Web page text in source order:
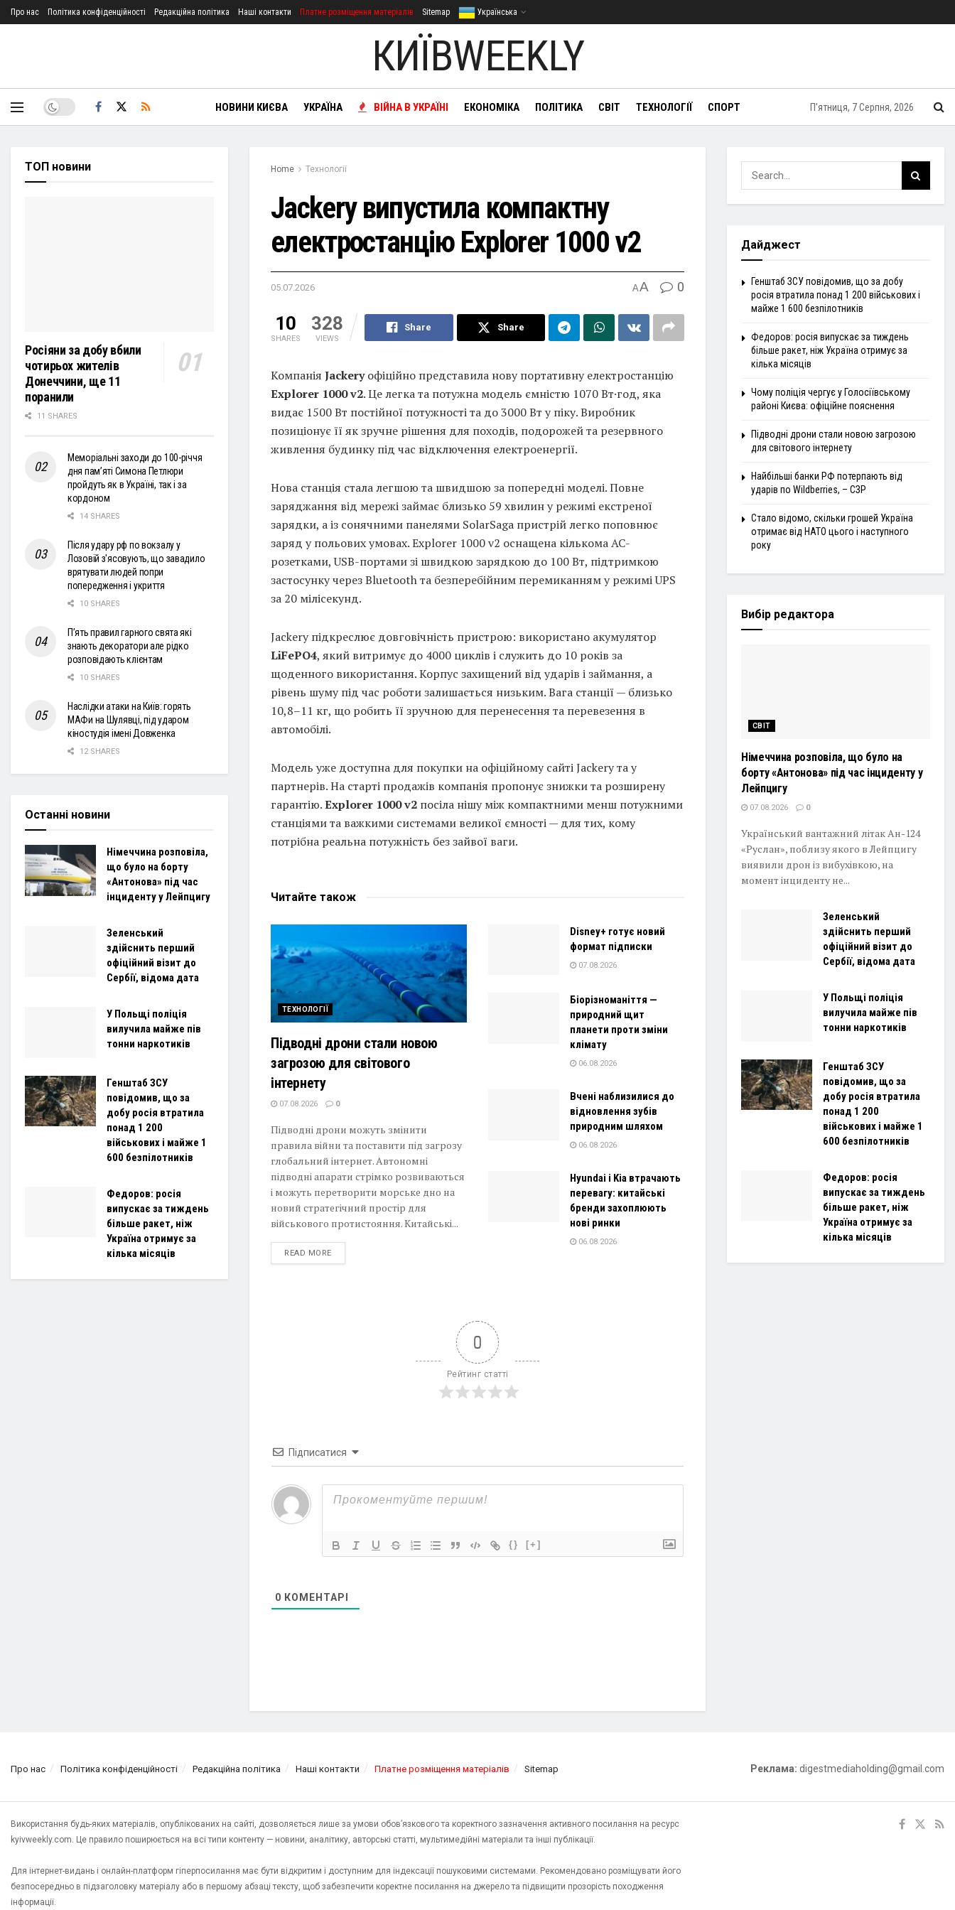
Про нас Політика конфіденційності Редакційна політика Наші контакти Платне розміщення матеріалів Sitemap Українська
КИЇВWEEKLY
НОВИНИ КИЄВА УКРАЇНА ВІЙНА В УКРАЇНІ ЕКОНОМІКА ПОЛІТИКА СВІТ ТЕХНОЛОГІЇ СПОРТ П’ятниця, 7 Серпня, 2026
Home Технології
Jackery випустила компактну
електростанцію Explorer 1000 v2
05.07.2026 AA 0
10
SHARES
328
VIEWS
Share Share
Компанія Jackeryофіційно представила нову портативну електростанцію
Explorer 1000 v2. Це легка та потужна модель ємністю 1070 Вт·год, яка
видає 1500 Вт постійної потужності та до 3000 Вт у піку. Виробник
позиціонує її як зручне рішення для походів, подорожей та резервного
живлення будинку під час відключення електроенергії.
Нова станція стала легшою та швидшою за попередні моделі. Повне
заряджання від мережі займає близько 59 хвилин у режимі екстреної
зарядки, а із сонячними панелями SolarSaga пристрій легко поповнює
заряд у польових умовах. Explorer 1000 v2 оснащена кількома AC-
розетками, USB-портами зі швидкою зарядкою до 100 Вт, підтримкою
застосунку через Bluetooth та безперебійним перемиканням у режимі UPS
за 20 мілісекунд.
Jackery підкреслює довговічність пристрою: використано акумулятор
LiFePO4, який витримує до 4000 циклів і служить до 10 років за
щоденного використання. Корпус захищений від ударів і займання, а
рівень шуму під час роботи залишається низьким. Вага станції — близько
10,8–11 кг, що робить її зручною для перенесення та перевезення в
автомобілі.
Модель уже доступна для покупки на офіційному сайті Jackery та у
партнерів. На старті продажів компанія пропонує знижки та розширену
гарантію.Explorer 1000 v2 посіла нішу між компактними менш потужними
станціями та важкими системами великої ємності — для тих, кому
потрібна реальна потужність без зайвої ваги.
Читайте також
ТЕХНОЛОГІЇ
Підводні дрони стали новою
загрозою для світового
інтернету
07.08.2026 0
Підводні дрони можуть змінити
правила війни та поставити під загрозу
глобальний інтернет. Автономні
підводні апарати стрімко розвиваються
і можуть перетворити морське дно на
новий стратегічний простір для
військового протистояння. Китайські...
READ MOREDETAILS
Disney+ готує новий
формат підписки
07.08.2026
Біорізноманіття —
природний щит
планети проти зміни
клімату
06.08.2026
Вчені наблизилися до
відновлення зубів
природним шляхом
06.08.2026
Hyundai і Kia втрачають
перевагу: китайські
бренди захоплюють
нові ринки
06.08.2026
0
Рейтинг статті
Підписатися
{} [+]
0 КОМЕНТАРІ
ТОП новини
Росіяни за добу вбили
чотирьох жителів
Донеччини, ще 11
поранили
11 SHARES
Меморіальні заходи до 100-річчя
дня пам’яті Симона Петлюри
пройдуть як в Україні, так і за
кордоном
14 SHARES
Після удару рф по вокзалу у
Лозовій з'ясовують, що завадило
врятувати людей попри
попередження і укриття
10 SHARES
П’ять правил гарного свята які
знають декоратори але рідко
розповідають клієнтам
10 SHARES
Наслідки атаки на Київ: горять
МАФи на Шулявці, під ударом
кіностудія імені Довженка
12 SHARES
Останні новини
Німеччина розповіла,
що було на борту
«Антонова» під час
інциденту у Лейпцигу
Зеленський
здійснить перший
офіційний візит до
Сербії, відома дата
У Польщі поліція
вилучила майже пів
тонни наркотиків
Генштаб ЗСУ
повідомив, що за
добу росія втратила
понад 1 200
військових і майже 1
600 безпілотників
Федоров: росія
випускає за тиждень
більше ракет, ніж
Україна отримує за
кілька місяців
Дайджест
Генштаб ЗСУ повідомив, що за добу
росія втратила понад 1 200 військових і
майже 1 600 безпілотників
Федоров: росія випускає за тиждень
більше ракет, ніж Україна отримує за
кілька місяців
Чому поліція чергує у Голосіївському
районі Києва: офіційне пояснення
Підводні дрони стали новою загрозою
для світового інтернету
Найбільші банки РФ потерпають від
ударів по Wildberries, – СЗР
Стало відомо, скільки грошей Україна
отримає від НАТО цього і наступного
року
Вибір редактора
СВІТ
Німеччина розповіла, що було на
борту «Антонова» під час інциденту у
Лейпцигу
07.08.2026 0
Український вантажний літак Ан-124
«Руслан», поблизу якого в Лейпцигу
виявили дрон із вибухівкою, на
момент інциденту не...
Зеленський
здійснить перший
офіційний візит до
Сербії, відома дата
У Польщі поліція
вилучила майже пів
тонни наркотиків
Генштаб ЗСУ
повідомив, що за
добу росія втратила
понад 1 200
військових і майже 1
600 безпілотників
Федоров: росія
випускає за тиждень
більше ракет, ніж
Україна отримує за
кілька місяців
Про нас Політика конфіденційності Редакційна політика Наші контакти Платне розміщення матеріалів Sitemap Реклама: digestmediaholding@gmail.com
Використання будь-яких матеріалів, опублікованих на сайті, дозволяється лише за умови обов’язкового та коректного зазначення активного посилання на ресурс
kyivweekly.com. Це правило поширюється на всі типи контенту — новини, аналітику, авторські статті, мультимедійні матеріали та інші публікації.
Для інтернет-видань і онлайн-платформ гіперпосилання має бути відкритим і доступним для індексації пошуковими системами. Рекомендовано розміщувати його
безпосередньо в підзаголовку матеріалу або в першому абзаці тексту, щоб забезпечити коректне посилання на джерело та підвищити прозорість походження
інформації.